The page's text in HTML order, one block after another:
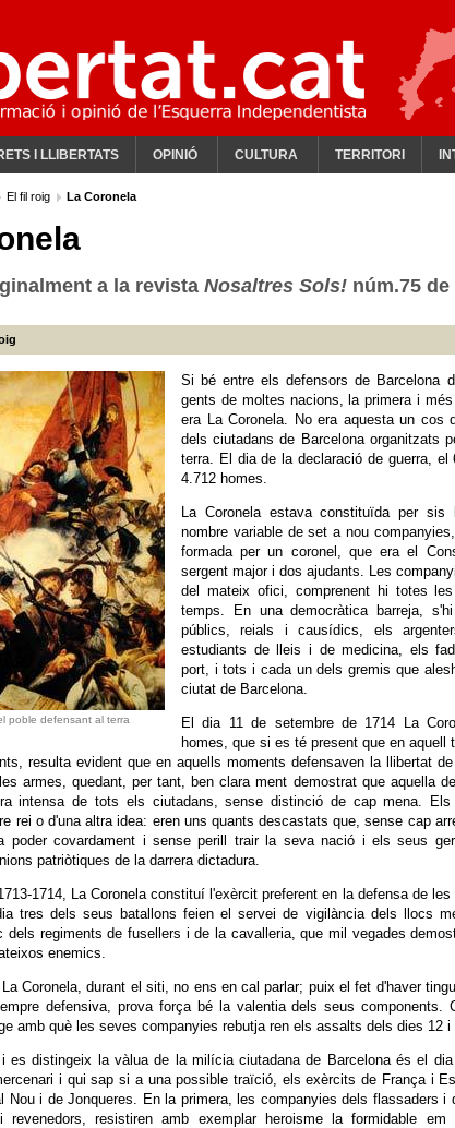
I LLIBERTATS OPINIÓ CULTURA TERRITORI
El fil roig La Coronela
a la revista Nosaltres Sols! núm.75 de
poble defensant al terra
Si bé entre els defensors de Barcelona
gents de moltes nacions, la primera i
era La Coronela. No era aquesta un cos
dels ciutadans de Barcelona organitzats
terra. El dia de la declaració de guerra,
4.712 homes.
La Coronela estava constituïda per
nombre variable de set a nou
formada per un coronel, que era el
sergent major i dos ajudants. Les
del mateix ofici, comprenent hi totes
temps. En una democràtica barreja,
públics, reials i causídics, els
estudiants de lleis i de medicina, els
port, i tots i cada un dels gremis que
ciutat de Barcelona.
El dia 11 de setembre de 1714 La
homes, que si es té present que en
resulta evident que en aquells moments defensaven la llibertat
armes, quedant, per tant, ben clara ment demostrat que aquella
intensa de tots els ciutadans, sense distinció de cap mena.
rei o d'una altra idea: eren uns quants descastats que, sense cap
poder covardament i sense perill trair la seva nació i els seus
patriòtiques de la darrera dictadura.
1714, La Coronela constituí l'exèrcit preferent en la defensa de
tres dels seus batallons feien el servei de vigilància dels llocs
dels regiments de fusellers i de la cavalleria, que mil vegades
enemics.
La Coronela, durant el siti, no ens en cal parlar; puix el fet d'haver
defensiva, prova força bé la valentia dels seus components.
amb què les seves companyies rebutja ren els assalts dels dies 12 i
es distingeix la vàlua de la milícia ciutadana de Barcelona és el
i qui sap si a una possible traïció, els exèrcits de França i
Nou i de Jonqueres. En la primera, les companyies dels flassaders
revenedors, resistiren amb exemplar heroisme la formidable em